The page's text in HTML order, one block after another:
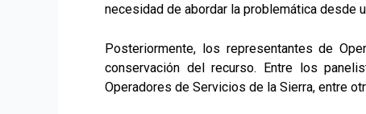
necesidad de abordar la problemática desde
Posteriormente, los representantes de
conservación del recurso. Entre los
Operadores de Servicios de la Sierra, entre